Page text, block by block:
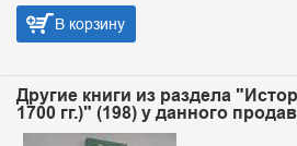
В корзину
Другие книги из раздела
1700 гг.)" (198) у данного